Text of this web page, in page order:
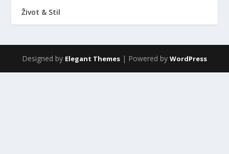
Život & Stil
Designed by Elegant Themes | Powered by WordPress